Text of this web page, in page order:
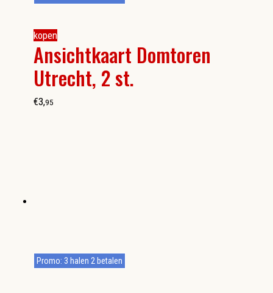
kopen
Ansichtkaart Domtoren
Utrecht, 2 st.
€3,95
Promo: 3 halen 2 betalen